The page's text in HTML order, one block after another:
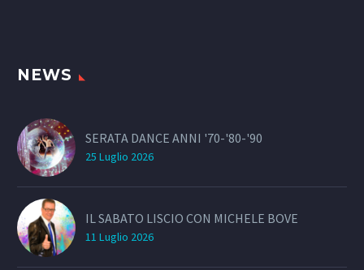
NEWS
SERATA DANCE ANNI '70-'80-'90
25 Luglio 2026
IL SABATO LISCIO CON MICHELE BOVE
11 Luglio 2026